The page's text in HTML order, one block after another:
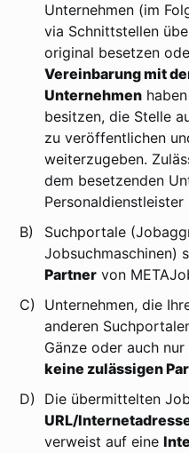
Unternehmen (im
via Schnittstellen
original besetzen
Vereinbarung mit
Unternehmen
besitzen, die Stelle
zu veröffentlichen
weiterzugeben.
dem besetzenden
B)
Suchportale
Jobsuchmaschinen)
Partner von
C)
Unternehmen, die
anderen
Gänze oder auch
keine zulässigen
D)
Die übermittelten
URL/
verweist auf eine